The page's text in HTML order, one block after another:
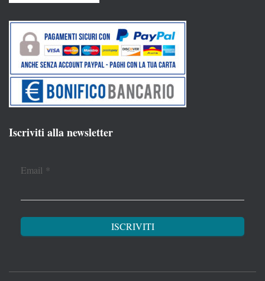
Iscriviti alla newsletter
Email *